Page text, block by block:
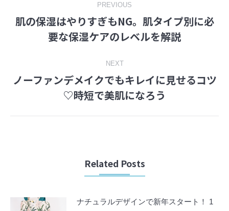
navigation
PREVIOUS
Previous
post:
肌の保湿はやりすぎもNG。肌タイプ別に必
要な保湿ケアのレベルを解説
NEXT
Next
post:
ノーファンデメイクでもキレイに見せるコツ
♡時短で美肌になろう
Related Posts
ナチュラルデザインで新年スタート！ 1